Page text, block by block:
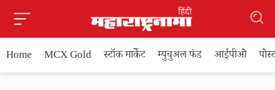
Home MCX Gold स्टॉक मार्केट म्युचुअल फंड आईपीओ